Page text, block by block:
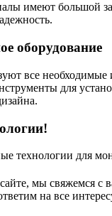
имеют большой
оборудование
все необходимые
для
технологии для
мы свяжемся с
на все